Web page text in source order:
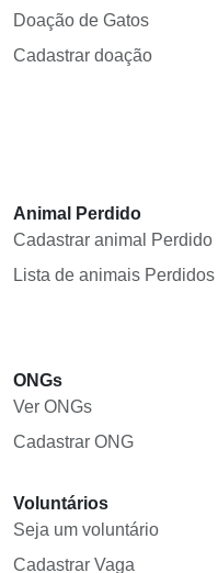
Doação de Gatos
Cadastrar doação
Animal Perdido
Cadastrar animal Perdido
Lista de animais Perdidos
ONGs
Ver ONGs
Cadastrar ONG
Voluntários
Seja um voluntário
Cadastrar Vaga